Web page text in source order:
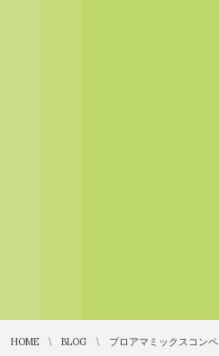
HOME BLOG プロアマミックスコンペ